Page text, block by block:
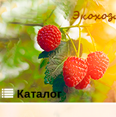
Каталог